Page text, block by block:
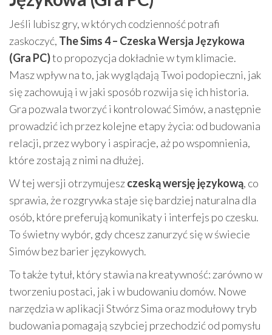
Jeśli lubisz gry, w których codzienność potrafi
zaskoczyć, The Sims 4 – Czeska Wersja Językowa
(Gra PC)to propozycja dokładnie w tym klimacie.
Masz wpływ na to, jak wyglądają Twoi podopieczni, jak
się zachowują i w jaki sposób rozwija się ich historia.
Gra pozwala tworzyć i kontrolować Simów, a następnie
prowadzić ich przez kolejne etapy życia: od budowania
relacji, przez wybory i aspiracje, aż po wspomnienia,
które zostają z nimi na dłużej.
W tej wersji otrzymujeszczeską wersję językową, co
sprawia, że rozgrywka staje się bardziej naturalna dla
osób, które preferują komunikaty i interfejs po czesku.
To świetny wybór, gdy chcesz zanurzyć się w świecie
Simów bez barier językowych.
To także tytuł, który stawia na kreatywność: zarówno w
tworzeniu postaci, jak i w budowaniu domów. Nowe
narzędzia w aplikacji Stwórz Sima oraz modułowy tryb
budowania pomagają szybciej przechodzić od pomysłu